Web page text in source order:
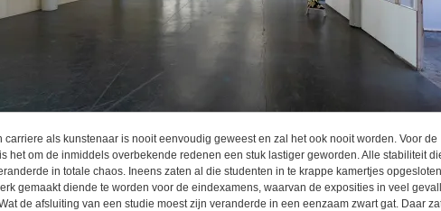
carriere als kunstenaar is nooit eenvoudig geweest en zal het ook nooit worden. Voor de
het om de inmiddels overbekende redenen een stuk lastiger geworden. Alle stabiliteit
in totale chaos. Ineens zaten al die studenten in te krappe kamertjes
gemaakt diende te worden voor de eindexamens, waarvan de exposities in veel
de afsluiting van een studie moest zijn veranderde in een eenzaam zwart gat. Daar